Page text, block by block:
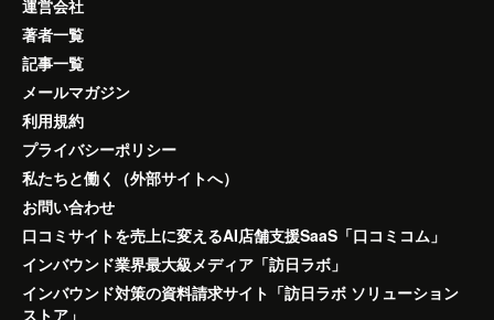
運営会社
著者一覧
記事一覧
メールマガジン
利用規約
プライバシーポリシー
私たちと働く（外部サイトへ）
お問い合わせ
口コミサイトを売上に変えるAI店舗支援SaaS「口コミコム」
インバウンド業界最大級メディア「訪日ラボ」
インバウンド対策の資料請求サイト「訪日ラボ ソリューション
ストア」